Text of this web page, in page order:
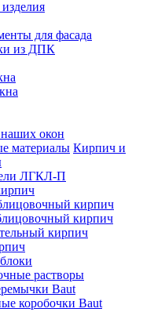
для фасада
из ДПК
окон
Кирпич и
ЛГКЛ-П
кирпич
кирпич
кирпич
растворы
Baut
коробочки Baut